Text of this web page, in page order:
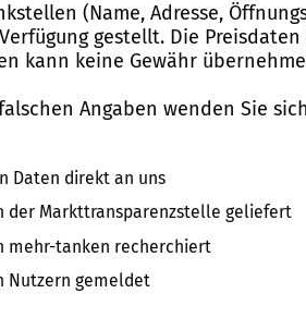
(Name, Adresse,
gestellt. Die
kann keine Gewähr
Angaben wenden Sie
Daten direkt an uns
der Markttransparenzstelle geliefert
mehr-tanken recherchiert
Nutzern gemeldet